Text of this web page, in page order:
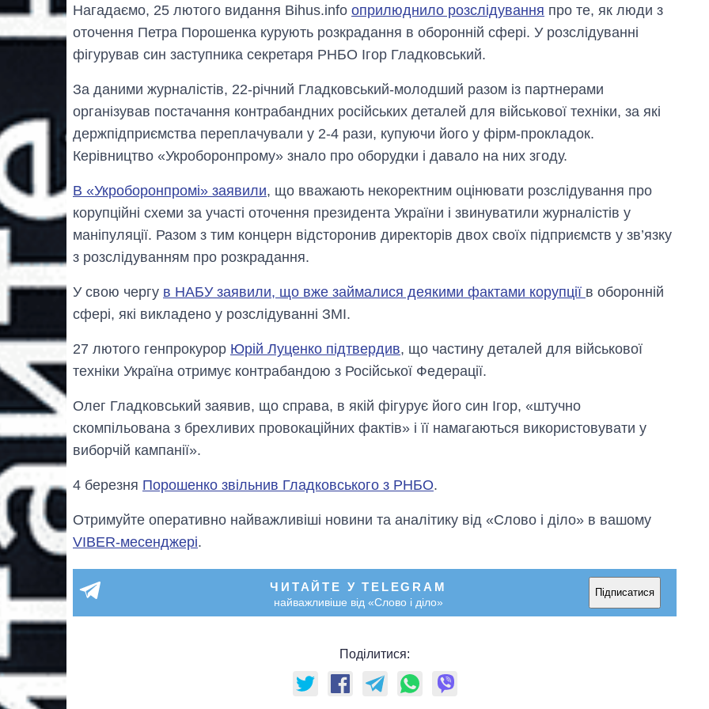
Нагадаємо, 25 лютого видання Bihus.info оприлюднило розслідування про те, як люди з
оточення Петра Порошенка курують розкрадання в оборонній сфері. У розслідуванні
фігурував син заступника секретаря РНБО Ігор Гладковський.
За даними журналістів, 22-річний Гладковський-молодший разом із партнерами
організував постачання контрабандних російських деталей для військової техніки, за які
держпідприємства переплачували у 2-4 рази, купуючи його у фірм-прокладок.
Керівництво «Укроборонпрому» знало про оборудки і давало на них згоду.
В «Укроборонпромі» заявили, що вважають некоректним оцінювати розслідування про
корупційні схеми за участі оточення президента України і звинуватили журналістів у
маніпуляції. Разом з тим концерн відсторонив директорів двох своїх підприємств у зв’язку
з розслідуванням про розкрадання.
У свою чергу в НАБУ заявили, що вже займалися деякими фактами корупції в оборонній
сфері, які викладено у розслідуванні ЗМІ.
27 лютого генпрокурор Юрій Луценко підтвердив, що частину деталей для військової
техніки Україна отримує контрабандою з Російської Федерації.
Олег Гладковський заявив, що справа, в якій фігурує його син Ігор, «штучно
скомпільована з брехливих провокаційних фактів» і її намагаються використовувати у
виборчій кампанії».
4 березня Порошенко звільнив Гладковського з РНБО.
Отримуйте оперативно найважливіші новини та аналітику від «Слово і діло» в вашому
VIBER-месенджері.
ЧИТАЙТЕ У TELEGRAM
найважливіше від «Слово і діло»
Підписатися
Поділитися: